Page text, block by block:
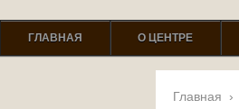
ГЛАВНАЯ О ЦЕНТРЕ
Главная ›